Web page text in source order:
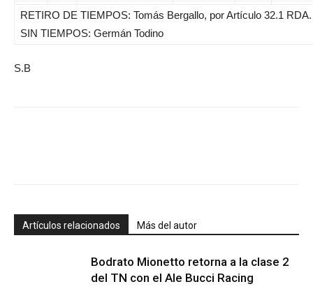
RETIRO DE TIEMPOS: Tomás Bergallo, por Artículo 32.1 RDA.
SIN TIEMPOS: Germán Todino
S.B
Artículos relacionados Más del autor
Bodrato Mionetto retorna a la clase 2
del TN con el Ale Bucci Racing